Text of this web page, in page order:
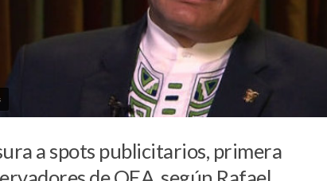
a spots publicitarios, primera